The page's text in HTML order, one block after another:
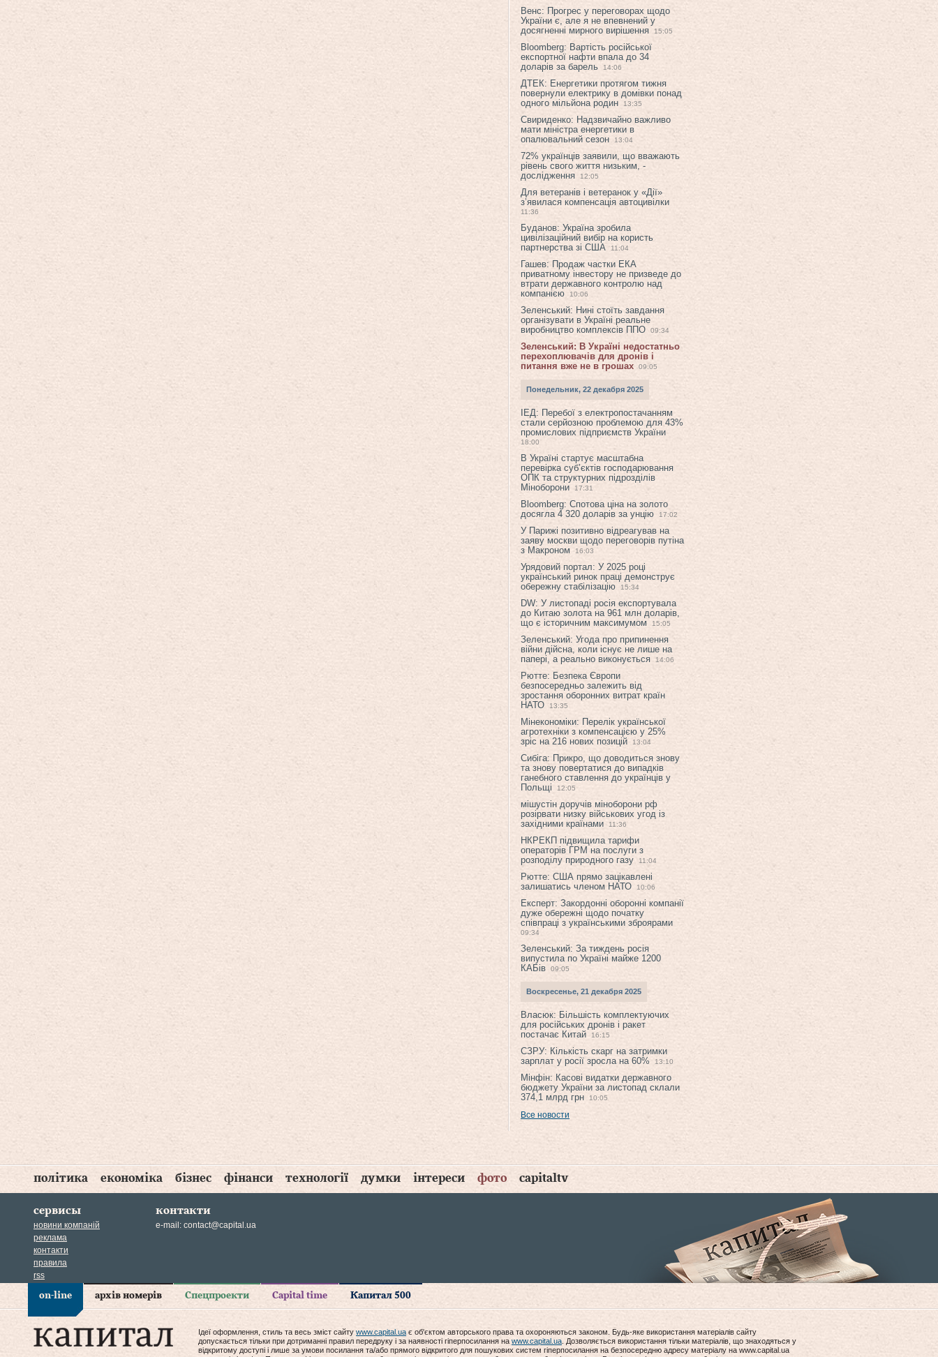
Венс: Прогрес у переговорах щодо
України є, але я не впевнений у
досягненні мирного вирішення
15:05
Bloomberg: Вартість російської
експортної нафти впала до 34
доларів за барель
14:06
ДТЕК: Енергетики протягом тижня
повернули електрику в домівки понад
одного мільйона родин
13:35
Свириденко: Надзвичайно важливо
мати міністра енергетики в
опалювальний сезон
13:04
72% українців заявили, що вважають
рівень свого життя низьким, -
дослідження
12:05
Для ветеранів і ветеранок у «Дії»
з’явилася компенсація автоцивілки
11:36
Буданов: Україна зробила
цивілізаційний вибір на користь
партнерства зі США
11:04
Гашев: Продаж частки ЕКА
приватному інвестору не призведе до
втрати державного контролю над
компанією
10:06
Зеленський: Нині стоїть завдання
організувати в Україні реальне
виробництво комплексів ППО
09:34
Зеленський: В Україні недостатньо
перехоплювачів для дронів і
питання вже не в грошах
09:05
Понедельник, 22 декабря 2025
ІЕД: Перебої з електропостачанням
стали серйозною проблемою для 43%
промислових підприємств України
18:00
В Україні стартує масштабна
перевірка суб’єктів господарювання
ОПК та структурних підрозділів
Міноборони
17:31
Bloomberg: Спотова ціна на золото
досягла 4 320 доларів за унцію
17:02
У Парижі позитивно відреагував на
заяву москви щодо переговорів путіна
з Макроном
16:03
Урядовий портал: У 2025 році
український ринок праці демонструє
обережну стабілізацію
15:34
DW: У листопаді росія експортувала
до Китаю золота на 961 млн доларів,
що є історичним максимумом
15:05
Зеленський: Угода про припинення
війни дійсна, коли існує не лише на
папері, а реально виконується
14:06
Рютте: Безпека Європи
безпосередньо залежить від
зростання оборонних витрат країн
НАТО
13:35
Мінекономіки: Перелік української
агротехніки з компенсацією у 25%
зріс на 216 нових позицій
13:04
Сибіга: Прикро, що доводиться знову
та знову повертатися до випадків
ганебного ставлення до українців у
Польщі
12:05
мішустін доручів міноборони рф
розірвати низку військових угод із
західними країнами
11:36
НКРЕКП підвищила тарифи
операторів ГРМ на послуги з
розподілу природного газу
11:04
Рютте: США прямо зацікавлені
залишатись членом НАТО
10:06
Експерт: Закордонні оборонні компанії
дуже обережні щодо початку
співпраці з українськими зброярами
09:34
Зеленський: За тиждень росія
випустила по Україні майже 1200
КАБів
09:05
Воскресенье, 21 декабря 2025
Власюк: Більшість комплектуючих
для російських дронів і ракет
постачає Китай
16:15
СЗРУ: Кількість скарг на затримки
зарплат у росії зросла на 60%
13:10
Мінфін: Касові видатки державного
бюджету України за листопад склали
374,1 млрд грн
10:05
Все новости
політика економіка бізнес фінанси технології думки інтереси фото capitaltv
сервисы
новини компаній
реклама
контакти
правила
rss
контакти
e-mail: contact@capital.ua
on-line архів номерів Спецпроекти Capital time Капитал 500
Ідеї оформлення, стиль та весь зміст сайту www.capital.ua є об'єктом авторського права та охороняються законом. Будь-яке використання матеріалів сайту
допускається тільки при дотриманні правил передруку і за наявності гіперпосилання на www.capital.ua . Дозволяється використання тільки матеріалів, що знаходяться у
відкритому доступі і лише за умови посилання та/або прямого відкритого для пошукових систем гіперпосилання на безпосередню адресу матеріалу на www.capital.ua